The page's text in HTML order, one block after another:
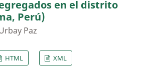
en el distrito
Perú)
Paz
HTML XML